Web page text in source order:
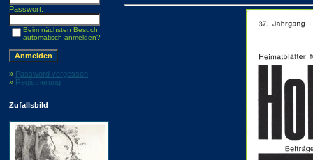
Passwort:
Beim nächsten Besuch
automatisch anmelden?
» Password vergessen
» Registrierung
Zufallsbild